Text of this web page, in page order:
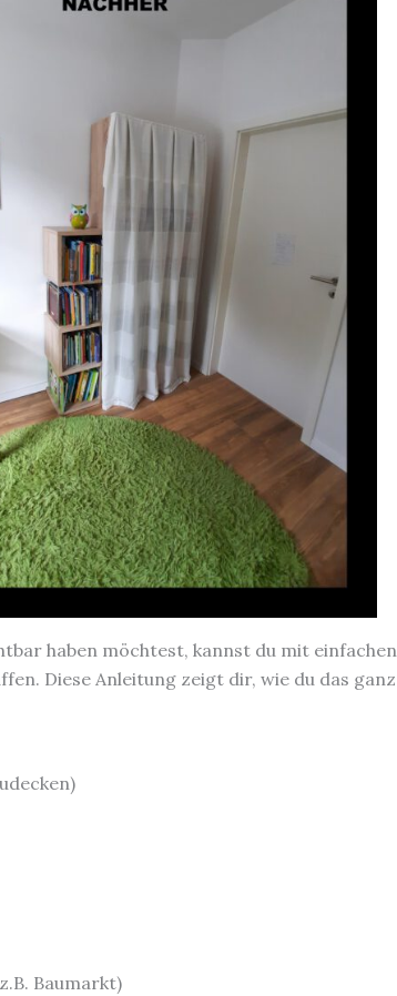
haben möchtest, kannst du mit einfachen
Diese Anleitung zeigt dir, wie du das ganz
Baumarkt)